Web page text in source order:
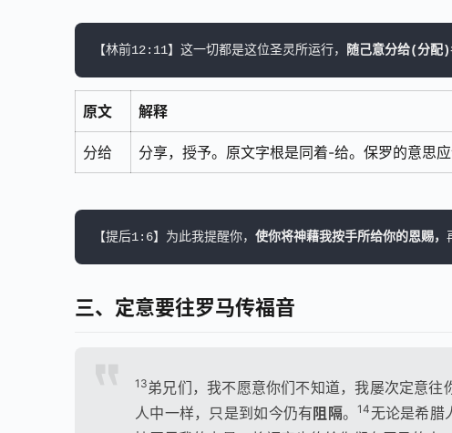
【林前12:11】这一切都是这位圣灵所运行， 随己意分给(分配)
原文 解释
分给 分享，授予。原文字根是同着-给。保罗的意思
【提后1:6】为此我提醒你， 使你将神藉我按手所给你的恩赐，
三、定意要往罗马传福音
13弟兄们，我不愿意你们不知道，我屡次定意往
人中一样，只是到如今仍有 阻隔。14无论是希腊